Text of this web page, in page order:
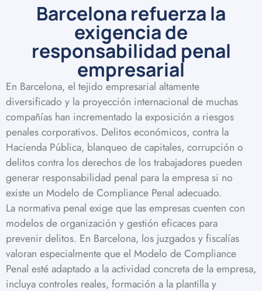
Barcelona refuerza la
exigencia de
responsabilidad penal
empresarial
En Barcelona, el tejido empresarial altamente
diversificado y la proyección internacional de muchas
compañías han incrementado la exposición a riesgos
penales corporativos. Delitos económicos, contra la
Hacienda Pública, blanqueo de capitales, corrupción o
delitos contra los derechos de los trabajadores pueden
generar responsabilidad penal para la empresa si no
existe un Modelo de Compliance Penal adecuado.
La normativa penal exige que las empresas cuenten con
modelos de organización y gestión eficaces para
prevenir delitos. En Barcelona, los juzgados y fiscalías
valoran especialmente que el Modelo de Compliance
Penal esté adaptado a la actividad concreta de la empresa,
incluya controles reales, formación a la plantilla y